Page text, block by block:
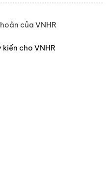
của VNHR
cho VNHR